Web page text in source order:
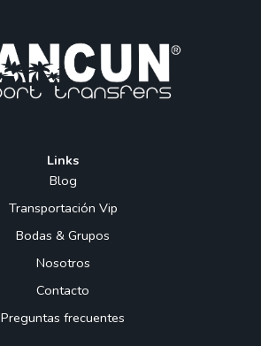
Links
Blog
Transportación Vip
Bodas & Grupos
Nosotros
Contacto
Preguntas frecuentes